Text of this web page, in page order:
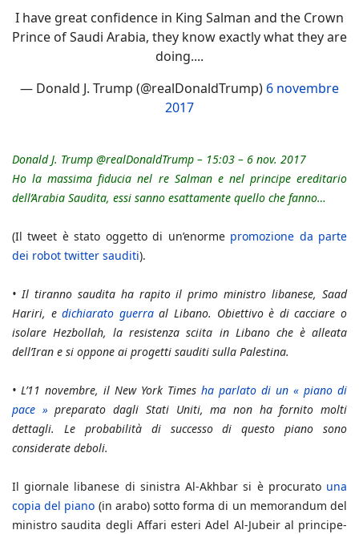
I have great confidence in King Salman and the Crown
Prince of Saudi Arabia, they know exactly what they are
doing....
— Donald J. Trump (@realDonaldTrump) 6 novembre
2017
Donald J. Trump @realDonaldTrump – 15:03 – 6 nov. 2017
Ho la massima fiducia nel re Salman e nel principe ereditario
dell’Arabia Saudita, essi sanno esattamente quello che fanno…
(Il tweet è stato oggetto di un’enorme promozione da parte
dei robot twitter sauditi).
• Il tiranno saudita ha rapito il primo ministro libanese, Saad
Hariri, edichiarato guerraal Libano. Obiettivo è di cacciare o
isolare Hezbollah, la resistenza sciita in Libano che è alleata
dell’Iran e si oppone ai progetti sauditi sulla Palestina.
• L’11 novembre, il New York Times ha parlato di un « piano di
pace » preparato dagli Stati Uniti, ma non ha fornito molti
dettagli. Le probabilità di successo di questo piano sono
considerate deboli.
Il giornale libanese di sinistra Al-Akhbar si è procurato una
copia del piano (in arabo) sotto forma di un memorandum del
ministro saudita degli Affari esteri Adel Al-Jubeir al principe-